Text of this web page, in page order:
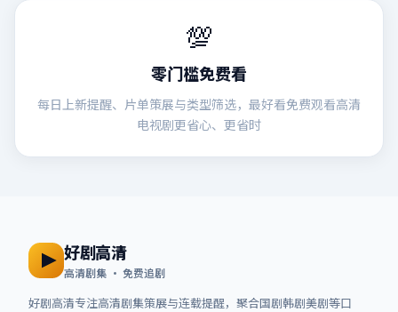
💯
零门槛免费看
每日上新提醒、片单策展与类型筛选，最好看免费观看高清
电视剧更省心、更省时
好剧高清
高清剧集 · 免费追剧
好剧高清专注高清剧集策展与连载提醒，聚合国剧韩剧美剧等口